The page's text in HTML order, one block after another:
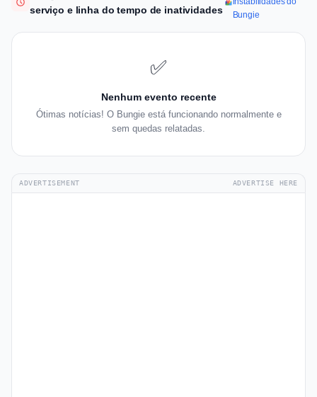
serviço e linha do tempo de inatividades
Bungie
✅
Nenhum evento recente
Ótimas notícias! O Bungie está funcionando normalmente e
sem quedas relatadas.
ADVERTISEMENT ADVERTISE HERE